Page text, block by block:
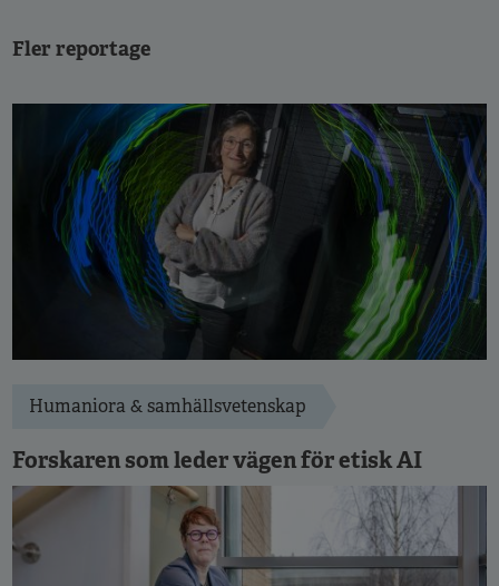
Fler reportage
Humaniora & samhällsvetenskap
Forskaren som leder vägen för etisk AI